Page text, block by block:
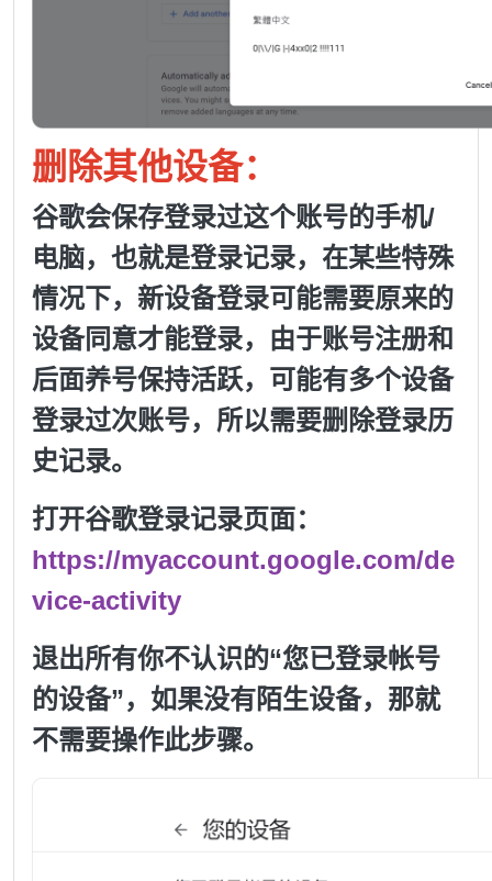
删除其他设备：
谷歌会保存登录过这个账号的手机/
电脑，也就是登录记录，在某些特殊
情况下，新设备登录可能需要原来的
设备同意才能登录，由于账号注册和
后面养号保持活跃，可能有多个设备
登录过次账号，所以需要删除登录历
史记录。
打开谷歌登录记录页面：
https://myaccount.google.com/de
vice-activity
退出所有你不认识的“您已登录帐号
的设备”，如果没有陌生设备，那就
不需要操作此步骤。